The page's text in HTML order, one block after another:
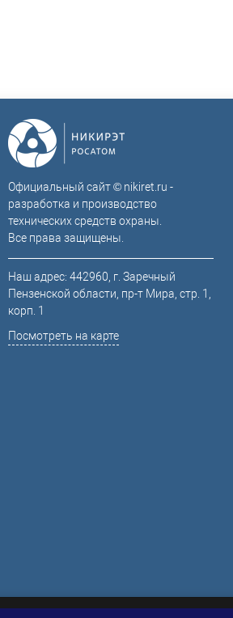
Официальный сайт © nikiret.ru -
разработка и производство
технических средств охраны.
Все права защищены.
Наш адрес: 442960, г. Заречный
Пензенской области, пр-т Мира, стр. 1,
корп. 1
Посмотреть на карте